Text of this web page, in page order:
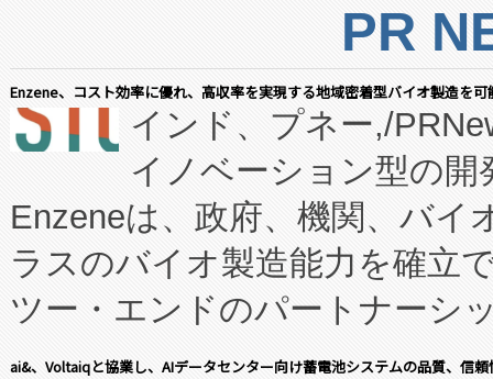
PR
Enzene、コスト効率に優れ、高収率を実現する地域密着型バイオ製造を
インド、プネー,/
イノベーション型の
Enzeneは、政府、機関、バイ
ラスのバイオ製造能力を確立
ツー・エンドのパートナーシ
表しました。 同社の実績ある
ai&、Voltaiqと協業し、AIデータセンター向け蓄電池システムの品質、信